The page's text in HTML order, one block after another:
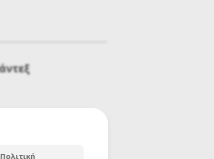
Πολιτική